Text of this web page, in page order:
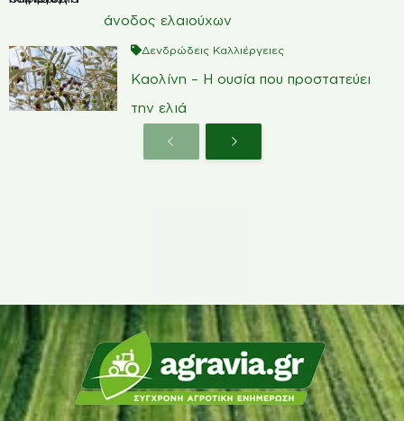
άνοδος ελαιούχων
Δενδρώδεις Καλλιέργειες
Καολίνη – Η ουσία που προστατεύει
την ελιά